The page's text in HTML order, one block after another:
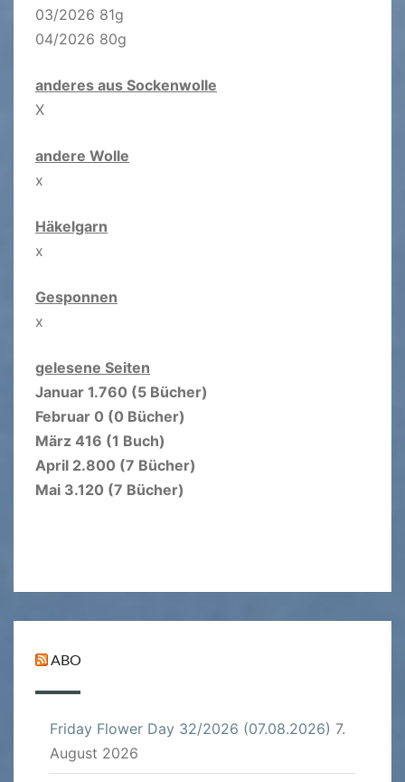
03/2026 81g
04/2026 80g
anderes aus Sockenwolle
X
andere Wolle
x
Häkelgarn
x
Gesponnen
x
gelesene Seiten
Januar 1.760 (5 Bücher)
Februar 0 (0 Bücher)
März 416 (1 Buch)
April 2.800 (7 Bücher)
Mai 3.120 (7 Bücher)
ABO
Friday Flower Day 32/2026 (07.08.2026) 7.
August 2026